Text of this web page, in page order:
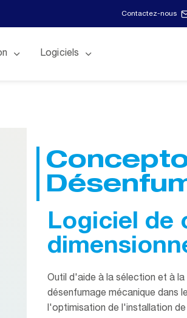
Contactez-nous
Logiciels
Logiciel de
Outil d'aide à la sélection et à
désenfumage mécanique dans
l'optimisation de l'installation